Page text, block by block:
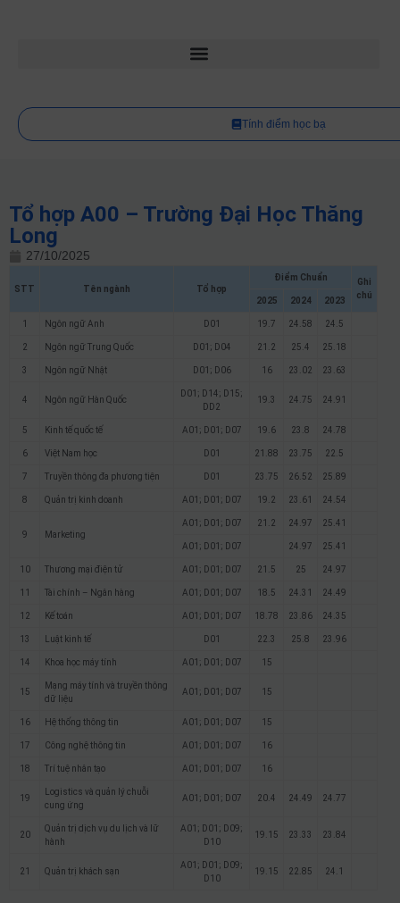
Tính điểm học bạ
Tổ hợp A00 – Trường Đại Học Thăng
Long
27/10/2025
STT Tên ngành Tổ hợp
Điểm Chuẩn
Ghi
chú
2025 2024 2023
1 Ngôn ngữ Anh D01 19.7 24.58 24.5
2 Ngôn ngữ Trung Quốc D01; D04 21.2 25.4 25.18
3 Ngôn ngữ Nhật D01; D06 16 23.02 23.63
4 Ngôn ngữ Hàn Quốc
D01; D14; D15;
DD2
19.3 24.75 24.91
5 Kinh tế quốc tế A01; D01; D07 19.6 23.8 24.78
6 Việt Nam học D01 21.88 23.75 22.5
7 Truyền thông đa phương tiện D01 23.75 26.52 25.89
8 Quản trị kinh doanh A01; D01; D07 19.2 23.61 24.54
9 Marketing
A01; D01; D07 21.2 24.97 25.41
A01; D01; D07 24.97 25.41
10 Thương mại điện tử A01; D01; D07 21.5 25 24.97
11 Tài chính – Ngân hàng A01; D01; D07 18.5 24.31 24.49
12 Kế toán A01; D01; D07 18.78 23.86 24.35
13 Luật kinh tế D01 22.3 25.8 23.96
14 Khoa học máy tính A01; D01; D07 15
15
Mạng máy tính và truyền thông
dữ liệu
A01; D01; D07 15
16 Hệ thống thông tin A01; D01; D07 15
17 Công nghệ thông tin A01; D01; D07 16
18 Trí tuệ nhân tạo A01; D01; D07 16
19
Logistics và quản lý chuỗi
cung ứng
A01; D01; D07 20.4 24.49 24.77
20
Quản trị dịch vụ du lịch và lữ
hành
A01; D01; D09;
D10
19.15 23.33 23.84
21 Quản trị khách sạn
A01; D01; D09;
D10
19.15 22.85 24.1